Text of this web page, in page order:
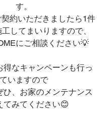
す。
約いただきましたら1件
してまいりますので、
にご相談ください💡
得なキャンペーンも行っ
ていますので
ひ、お家のメンテナンス
てみてください😊